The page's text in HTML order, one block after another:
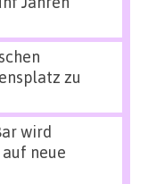
zu
wird
neue